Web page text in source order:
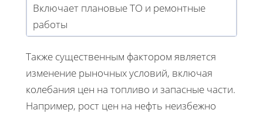
Включает плановые ТО и ремонтные
работы
Также существенным фактором является
изменение рыночных условий, включая
колебания цен на топливо и запасные части.
Например, рост цен на нефть неизбежно